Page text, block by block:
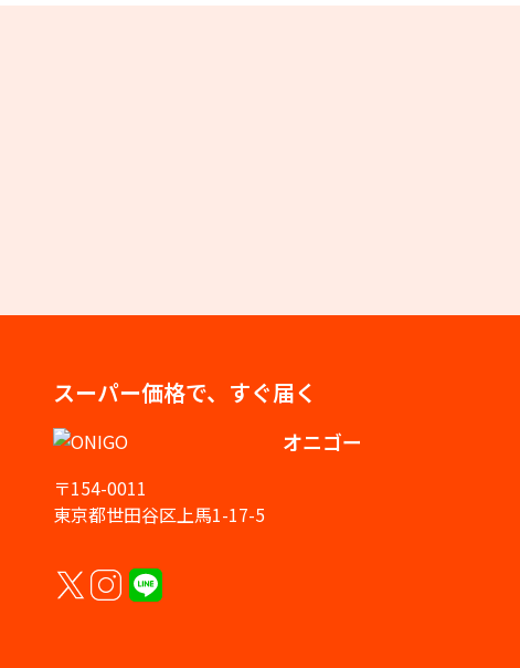
スーパー価格で、すぐ届く
オニゴー
〒154-0011
東京都世田谷区上馬1-17-5